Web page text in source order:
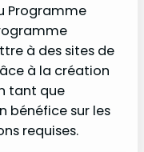
Programme
à des sites de
à la création
tant que
bénéfice sur les
requises.